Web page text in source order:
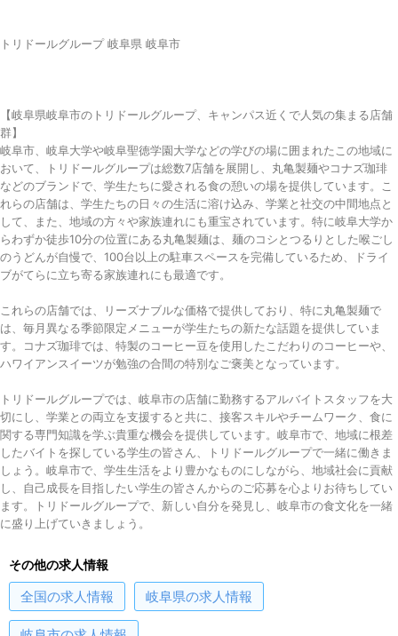
トリドールグループ 岐阜県 岐阜市
【岐阜県岐阜市のトリドールグループ、キャンパス近くで人気の集まる店舗
群】
岐阜市、岐阜大学や岐阜聖徳学園大学などの学びの場に囲まれたこの地域に
おいて、トリドールグループは総数7店舗を展開し、丸亀製麺やコナズ珈琲
などのブランドで、学生たちに愛される食の憩いの場を提供しています。こ
れらの店舗は、学生たちの日々の生活に溶け込み、学業と社交の中間地点と
して、また、地域の方々や家族連れにも重宝されています。特に岐阜大学か
らわずか徒歩10分の位置にある丸亀製麺は、麺のコシとつるりとした喉ごし
のうどんが自慢で、100台以上の駐車スペースを完備しているため、ドライ
ブがてらに立ち寄る家族連れにも最適です。
これらの店舗では、リーズナブルな価格で提供しており、特に丸亀製麺で
は、毎月異なる季節限定メニューが学生たちの新たな話題を提供していま
す。コナズ珈琲では、特製のコーヒー豆を使用したこだわりのコーヒーや、
ハワイアンスイーツが勉強の合間の特別なご褒美となっています。
トリドールグループでは、岐阜市の店舗に勤務するアルバイトスタッフを大
切にし、学業との両立を支援すると共に、接客スキルやチームワーク、食に
関する専門知識を学ぶ貴重な機会を提供しています。岐阜市で、地域に根差
したバイトを探している学生の皆さん、トリドールグループで一緒に働きま
しょう。岐阜市で、学生生活をより豊かなものにしながら、地域社会に貢献
し、自己成長を目指したい学生の皆さんからのご応募を心よりお待ちしてい
ます。トリドールグループで、新しい自分を発見し、岐阜市の食文化を一緒
に盛り上げていきましょう。
その他の求人情報
全国の求人情報 岐阜県の求人情報